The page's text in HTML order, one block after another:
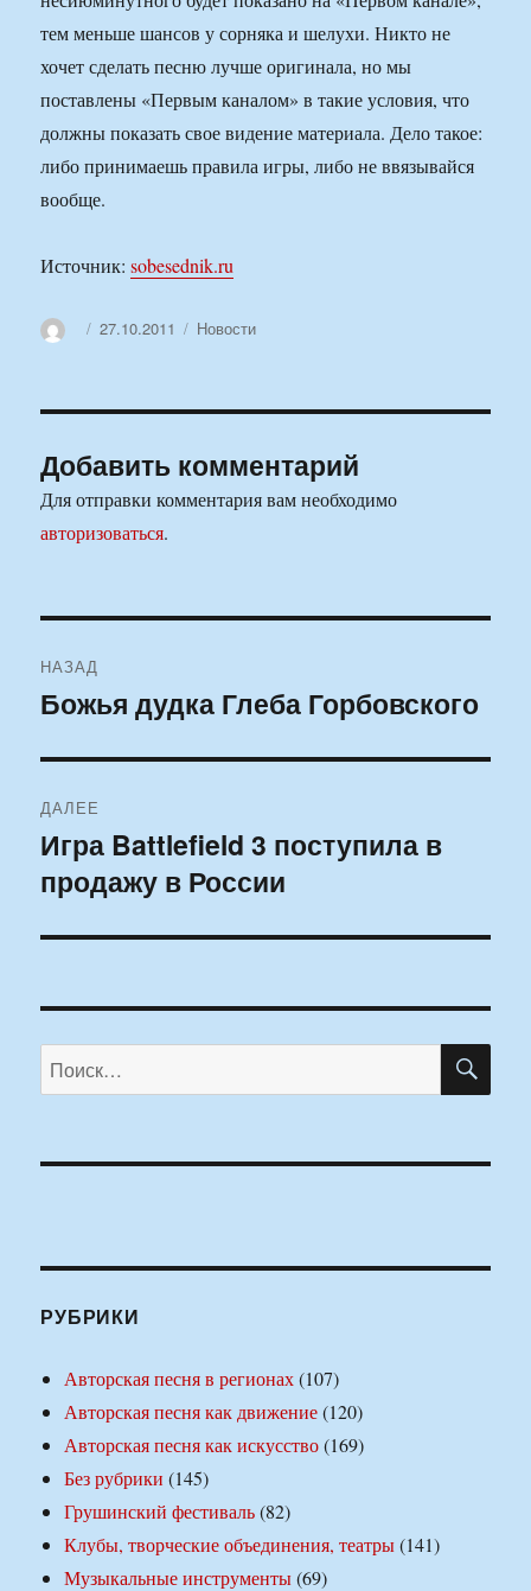
тем меньше шансов у сорняка и шелухи. Никто не
хочет сделать песню лучше оригинала, но мы
поставлены «Первым каналом» в такие условия, что
должны показать свое видение материала. Дело такое:
либо принимаешь правила игры, либо не ввязывайся
вообще.
Источник:sobesednik.ru
АвторОпубликовано
27.10.2011 Рубрики
Новости
Добавить комментарий
Для отправки комментария вам необходимо
авторизоваться.
по
НАЗАД
Предыдущая
Божья дудка Глеба Горбовского
ДАЛЕЕ
Следующая
запись:
Игра Battlefield 3 поступила в
продажу в России
Искать:
РУБРИКИ
Авторская песня в регионах(107)
Авторская песня как движение(120)
Авторская песня как искусство(169)
Без рубрики (145)
Грушинский фестиваль(82)
Клубы, творческие объединения, театры(141)
Музыкальные инструменты(69)